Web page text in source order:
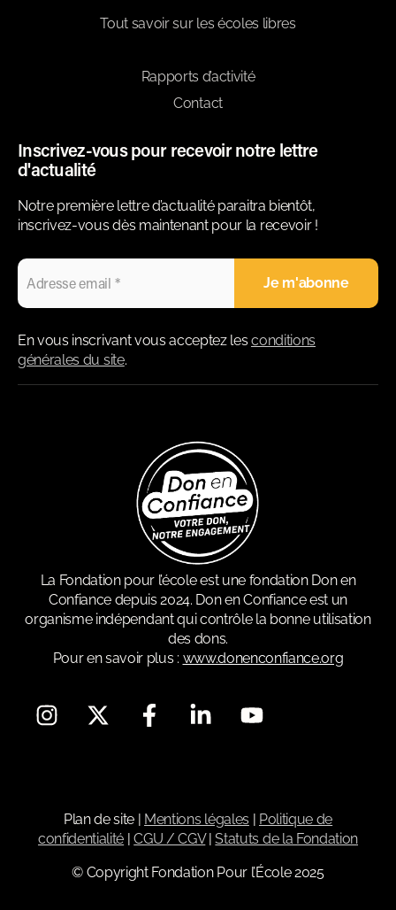
Tout savoir sur les écoles libres
Rapports d’activité
Contact
Inscrivez-vous pour recevoir notre lettre
d'actualité
Notre première lettre d’actualité paraitra bientôt,
inscrivez-vous dès maintenant pour la recevoir !
En vous inscrivant vous acceptez lesconditions
générales du site.
La Fondation pour l’école est une fondation Don en
Confiance depuis 2024. Don en Confiance est un
organisme indépendant qui contrôle la bonne utilisation
des dons.
Pour en savoir plus : www.donenconfiance.org
Plan de site | Mentions légales | Politique de
confidentialité |CGU / CGV|Statuts de la Fondation
© Copyright Fondation Pour l’École 2025